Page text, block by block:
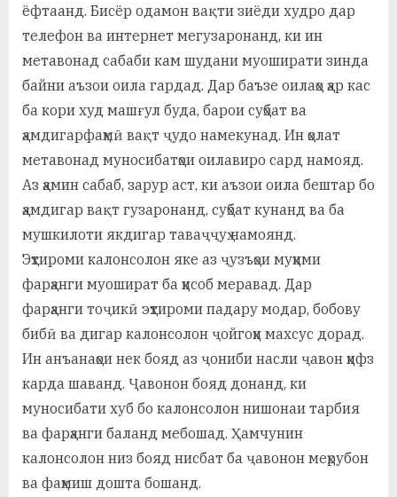
ёфтаанд. Бисёр одамон вақти зиёди худро дар
телефон ва интернет мегузаронанд, ки ин
метавонад сабаби кам шудани муоширати зинда
байни аъзои оила гардад. Дар баъзе оилаҳо ҳар кас
ба кори худ машғул буда, барои суҳбат ва
ҳамдигарфаҳмӣ вақт ҷудо намекунад. Ин ҳолат
метавонад муносибатҳои оилавиро сард намояд.
Аз ҳамин сабаб, зарур аст, ки аъзои оила бештар бо
ҳамдигар вақт гузаронанд, суҳбат кунанд ва ба
мушкилоти якдигар таваҷҷуҳ намоянд.
Эҳтироми калонсолон яке аз ҷузъҳои муҳими
фарҳанги муошират ба ҳисоб меравад. Дар
фарҳанги тоҷикӣ эҳтироми падару модар, бобову
бибӣ ва дигар калонсолон ҷойгоҳи махсус дорад.
Ин анъанаҳои нек бояд аз ҷониби насли ҷавон ҳифз
карда шаванд. Ҷавонон бояд донанд, ки
муносибати хуб бо калонсолон нишонаи тарбия
ва фарҳанги баланд мебошад. Ҳамчунин
калонсолон низ бояд нисбат ба ҷавонон меҳрубон
ва фаҳмиш дошта бошанд.